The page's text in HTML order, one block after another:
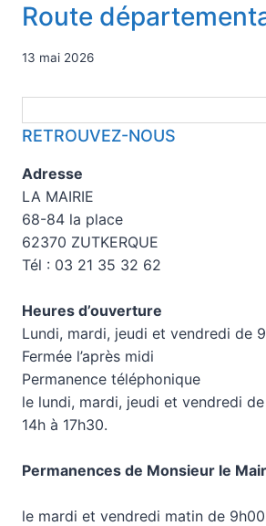
Route
13 mai 2026
RETROUVEZ-NOUS
Adresse
LA MAIRIE
68-84 la place
62370 ZUTKERQUE
Tél : 03 21 35 32 62
Heures d’ouverture
Lundi, mardi, jeudi et vendredi de
Fermée l’après midi
Permanence téléphonique
le lundi, mardi, jeudi et vendredi
14h à 17h30.
Permanences de Monsieur le
le mardi et vendredi matin de